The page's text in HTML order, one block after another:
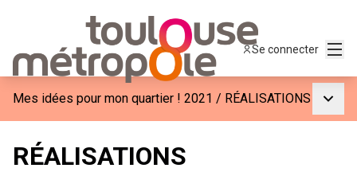
Se connecter
Mes idées pour mon quartier ! 2021 / RÉALISATIONS
RÉALISATIONS